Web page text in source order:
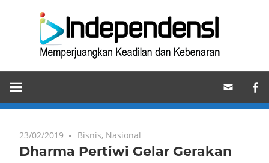
Memperjuangkan
Keadilan
dan
23/02/2019 Bisnis, Nasional
Dharma Pertiwi Gelar Gerakan